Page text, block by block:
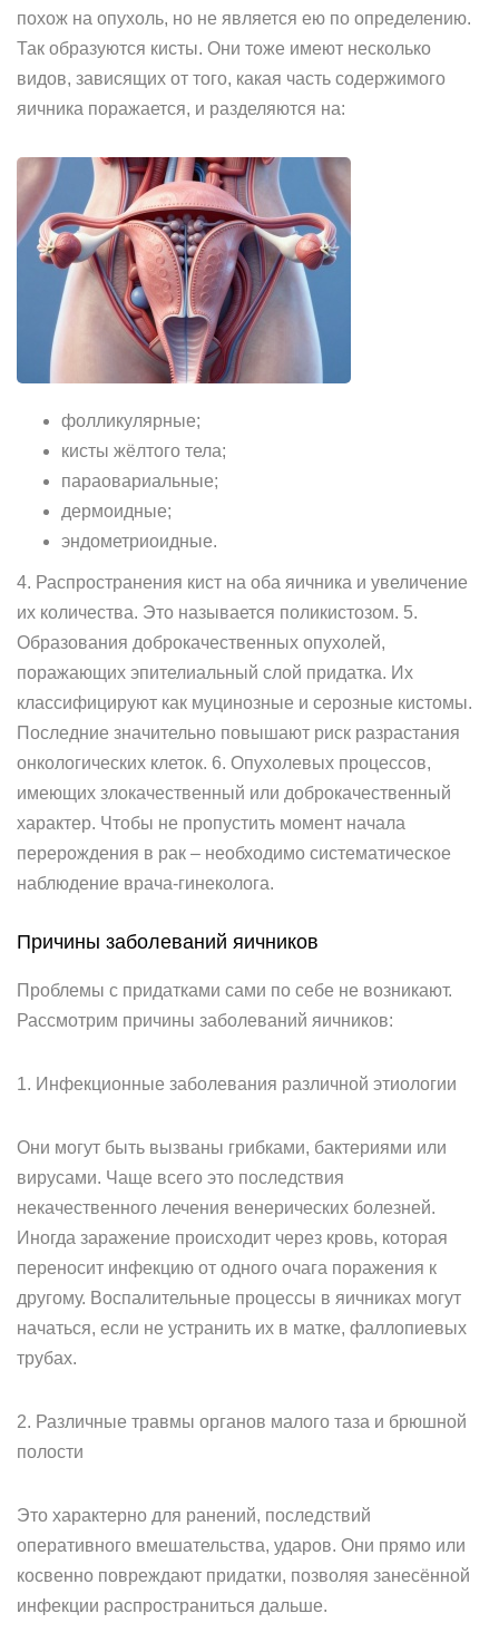
похож на опухоль, но не является ею по определению.
Так образуются кисты. Они тоже имеют несколько
видов, зависящих от того, какая часть содержимого
яичника поражается, и разделяются на:
фолликулярные;
кисты жёлтого тела;
параовариальные;
дермоидные;
эндометриоидные.
4. Распространения кист на оба яичника и увеличение
их количества. Это называется поликистозом. 5.
Образования доброкачественных опухолей,
поражающих эпителиальный слой придатка. Их
классифицируют как муцинозные и серозные кистомы.
Последние значительно повышают риск разрастания
онкологических клеток. 6. Опухолевых процессов,
имеющих злокачественный или доброкачественный
характер. Чтобы не пропустить момент начала
перерождения в рак – необходимо систематическое
наблюдение врача-гинеколога.
Причины заболеваний яичников
Проблемы с придатками сами по себе не возникают.
Рассмотрим причины заболеваний яичников:
1. Инфекционные заболевания различной этиологии
Они могут быть вызваны грибками, бактериями или
вирусами. Чаще всего это последствия
некачественного лечения венерических болезней.
Иногда заражение происходит через кровь, которая
переносит инфекцию от одного очага поражения к
другому. Воспалительные процессы в яичниках могут
начаться, если не устранить их в матке, фаллопиевых
трубах.
2. Различные травмы органов малого таза и брюшной
полости
Это характерно для ранений, последствий
оперативного вмешательства, ударов. Они прямо или
косвенно повреждают придатки, позволяя занесённой
инфекции распространиться дальше.